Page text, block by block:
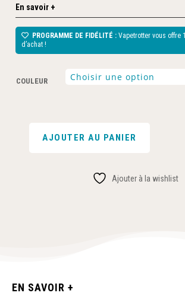
En savoir +
PROGRAMME DE FIDÉLITÉ : Vapetrotter vous offre
d’achat !
COULEUR
AJOUTER AU PANIER
Ajouter à la wishlist
EN SAVOIR +